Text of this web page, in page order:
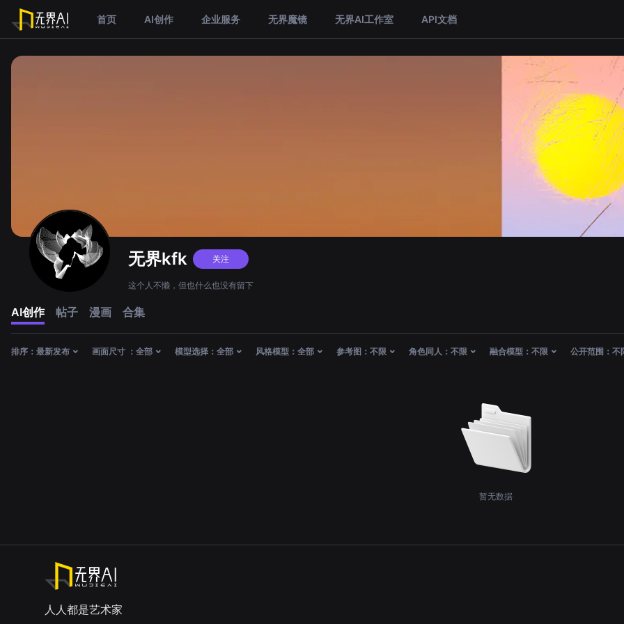
首页 AI创作 企业服务 无界魔镜 无界AI工作室 API文档
无界kfk 关注
这个人不懒，但也什么也没有留下
AI创作 帖子 漫画 合集
排序： 最新发布 画面尺寸 ： 全部 模型选择： 全部 风格模型： 全部 参考图： 不限 角色同人： 不限 融合模型： 不限 公开范围： 不
暂无数据
人人都是艺术家